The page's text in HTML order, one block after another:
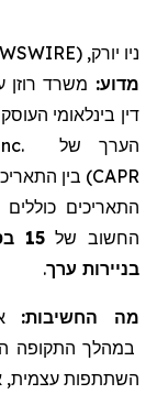
ניו יורק, Sept. 03, 2025 (GLOBE NEWSWIRE) --
מדוע: משרד רוזן
דין בינלאומי
הערך של
CAPR
התאריכים
החשוב של15
בניירות ערך.
מה החשיבות:
במהלך התקופה
השתתפות עצמית,